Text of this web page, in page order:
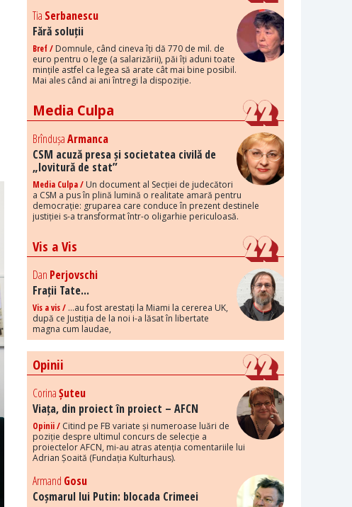
Tia Serbanescu
Fără soluții
Bref / Domnule, când cineva îți dă 770 de mil. de
euro pentru o lege (a salarizării), păi îți aduni toate
mințile astfel ca legea să arate cât mai bine posibil.
Mai ales când ai ani întregi la dispoziție.
Media Culpa
BrîndușaArmanca
CSM acuză presa și societatea civilă de
„lovitură de stat”
Media Culpa / Un document al Secției de judecători
a CSM a pus în plină lumină o realitate amară pentru
democrație: gruparea care conduce în prezent destinele
justiției s-a transformat într-o oligarhie periculoasă.
Vis a Vis
Dan Perjovschi
Frații Tate...
Vis a vis / ...au fost arestați la Miami la cererea UK,
după ce Justiția de la noi i-a lăsat în libertate
magna cum laudae,
Opinii
CorinaȘuteu
Viața, din proiect în proiect – AFCN
Opinii / Citind pe FB variate și numeroase luări de
poziție despre ultimul concurs de selecție a
proiectelor AFCN, mi-au atras atenția comentariile lui
Adrian Șoaită (Fundația Kulturhaus).
Armand Gosu
Coșmarul lui Putin: blocada Crimeei